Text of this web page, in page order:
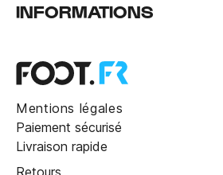
INFORMATIONS
Mentions légales
Paiement sécurisé
Livraison rapide